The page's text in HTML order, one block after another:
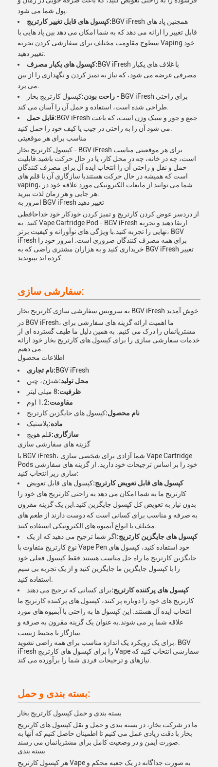
کپسول های قابل تغییر کارتریج:BGV iFresh همچنین پاد های
قابل تغییر را ارائه می دهد که به شما امکان می دهد بین پاد هایی با
سطوح مقاومت مختلف برای سفارشی کردن تجربه Vaping خود
کپسول های یکبار مصرف:BGV iFresh با غلاف های یکبار
مصرفی عرضه می شود، که نیاز به تمیز کردن و نگهداری را از بین
راحت بودن:کپسول کارتریج بخار - BGV iFresh برای راحتی
قابل حمل:BGV iFresh جمع و جور و سبک وزن است، که باعث
مناسب برای هر موقعیتی
کپسول کارتریج بخار - BGV iFresh برای هر موقعیتی مناسب
است، چه در خانه، چه در محل کار، یا در حال حرکت باشید.قابلیت
حمل و نقل و راحتی آن را انتخاب ایده آل برای مصرف کنندگان
است که همیشه در حال حرکت هستندبا سازگاری آن با قلم های
vaping، شما می توانید از مایعات الکترونیکی مورد علاقه خود در
امروز به BGV iFresh تغییر دهید
از دردسر عوض کردن کارتریج و تمیز کردن خودکار خود خداحافظی
کنید. به Vape Cartridge Pod - BGV iFresh ارتقا دهید و تجربه
نهایی را تجربه کنید.با ویژگی های نوآورانه و کیفیت برتر، BGV
iFresh برای همه مصرف کنندگان ضروری است. امروز خود را
خریداری کنید و به هزاران مشتری راضی که به BGV iFresh تغییر
سفارشی سازی:
به سرویس سفارشی سازی کارتریج بخار BGV iFresh خوش آمدید
در BGV iFresh، ما اهمیت ارائه گزینه های سفارشی برای
مشتریانمان را درک می کنیم. به همین دلیل ما طیف گسترده ای از
خدمات سفارشی سازی را برای کپسول های کارتریج بخار خود ارائه
اطلاعات محصول
نام تجاری:BGV iFresh
محل تولید:شنژن، چین
ظرفیت:8 میلی لیتر
مقاومت:1.2 اوم
نام محصول:کپسول های جایگزین کارتریج
ماده:پلاستیک
سازگاری:قلم هویج
گزینه های سفارشی سازی
با BGV iFresh، شما آزادی برای شخصی سازی Vape Cartridge
Pods خود را بر اساس ترجیحات خود دارید. از گزینه های سفارشی
سازی زیر انتخاب کنید:
کپسول های قابل تعویض کارتریج:کپسول های قابل تعویض
کارتریج ما به شما امکان می دهد به راحتی کارتریج های خود را
بدون نیاز به تعویض کل کپسول جایگزین کنید.این یک گزینه مقرون
به صرفه و مناسب برای کسانی است که دوست دارند از طعم های
کپسول های جایگزین کارتریج:اگر شما ترجیح می دهید که از یک
نوع کارتریج متفاوت با Vape Pen خود استفاده کنید، کپسول های
جایگزین کارتریج ما راه حل مناسب هستند.فقط کپسول فعلی خود
را با کپسول جایگزین ما جایگزین کنید و از یک تجربه بی سیم
کپسول های پرکننده کارتریج:برای کسانی که ترجیح می دهند
کارتریج های خود را دوباره پر کنند، کپسول های پرکننده کارتریج ما
انتخاب ایده آل هستند. این کپسول ها به راحتی با آبمیوه های مورد
علاقه شما پر می شوند.به عنوان یک گزینه مقرون به صرفه و
برای یک رویکرد یک اندازه مناسب برای همه راضی نشوید. BGV
iFresh را برای کپسول های کارتریج Vape سفارشی انتخاب کنید که
بسته بندی و حمل:
بسته بندی و حمل کپسول کارتریج بخار
ما در شرکت بخار، در بسته بندی و حمل و نقل کپسول های کارتریج
بخار با دقت زیادی عمل می کنیم تا اطمینان حاصل کنیم که آنها به
بسته بندی
هر کپسول کارتریج Vape به صورت جداگانه در یک جعبه محکم و